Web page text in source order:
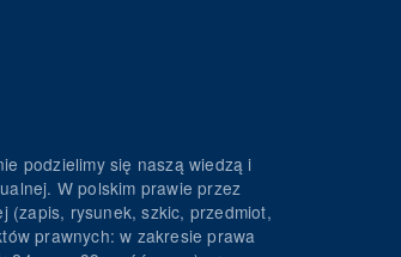
podzielimy się naszą wiedzą i
W polskim prawie przez
(zapis, rysunek, szkic, przedmiot,
prawnych: w zakresie prawa